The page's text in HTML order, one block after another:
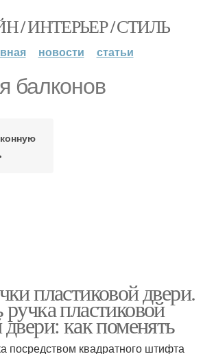
/ ИНТЕРЬЕР / СТИЛЬ
новости статьи
балконов
пластиковой двери.
пластиковой
как поменять
посредством квадратного штифта